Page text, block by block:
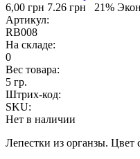
6,00 грн 7.26 грн
21%
Артикул:
RB008
На складе:
0
Вес товара:
5 гр.
Штрих-код:
SKU:
Нет в наличии
Лепестки из органзы. Цвет